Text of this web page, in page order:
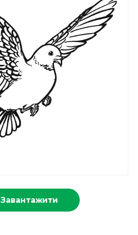
Завантажити